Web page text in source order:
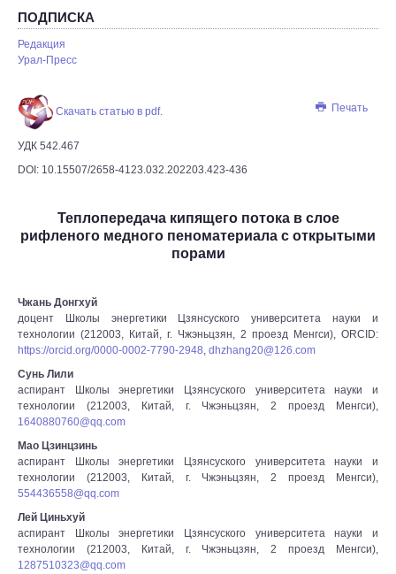
ПОДПИСКА
Редакция
Урал-Пресс
Печать
Скачать статью в pdf.
УДК 542.467
DOI: 10.15507/2658-4123.032.202203.423-436
Теплопередача кипящего потока в слое
рифленого медного пеноматериала с открытыми
порами
Чжань Донгхуй
доцент Школы энергетики Цзянсуского университета науки и
технологии (212003, Китай, г. Чжэньцзян, 2 проезд Менгси), ORCID:
https://orcid.org/0000-0002-7790-2948, dhzhang20@126.com
Сунь Лили
аспирант Школы энергетики Цзянсуского университета науки и
технологии (212003, Китай, г. Чжэньцзян, 2 проезд Менгси),
1640880760@qq.com
Мао Цзинцзинь
аспирант Школы энергетики Цзянсуского университета науки и
технологии (212003, Китай, г. Чжэньцзян, 2 проезд Менгси),
554436558@qq.com
Лей Циньхуй
аспирант Школы энергетики Цзянсуского университета науки и
технологии (212003, Китай, г. Чжэньцзян, 2 проезд Менгси),
1287510323@qq.com